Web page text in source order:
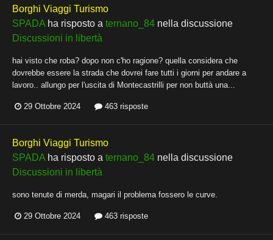
Borghi Viaggi Turismo
SPADA ha risposto a ternano_84 nella discussione
Discussioni in libertà
hai visto che roba? dopo non c'ho ragione? quella considera che
dovrebbe essere la strada che dovrei fare tutti i giorni per andare a
lavoro.. allungo per l'uscita di Montecastrilli per non buttà una...
29 Ottobre 2024 463 risposte
Borghi Viaggi Turismo
SPADA ha risposto a ternano_84 nella discussione
Discussioni in libertà
sono tenute di merda, magari il problema fossero le curve.
29 Ottobre 2024 463 risposte